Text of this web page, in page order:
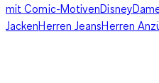
mit Comic-MotivenDisney
JackenHerren JeansHerren